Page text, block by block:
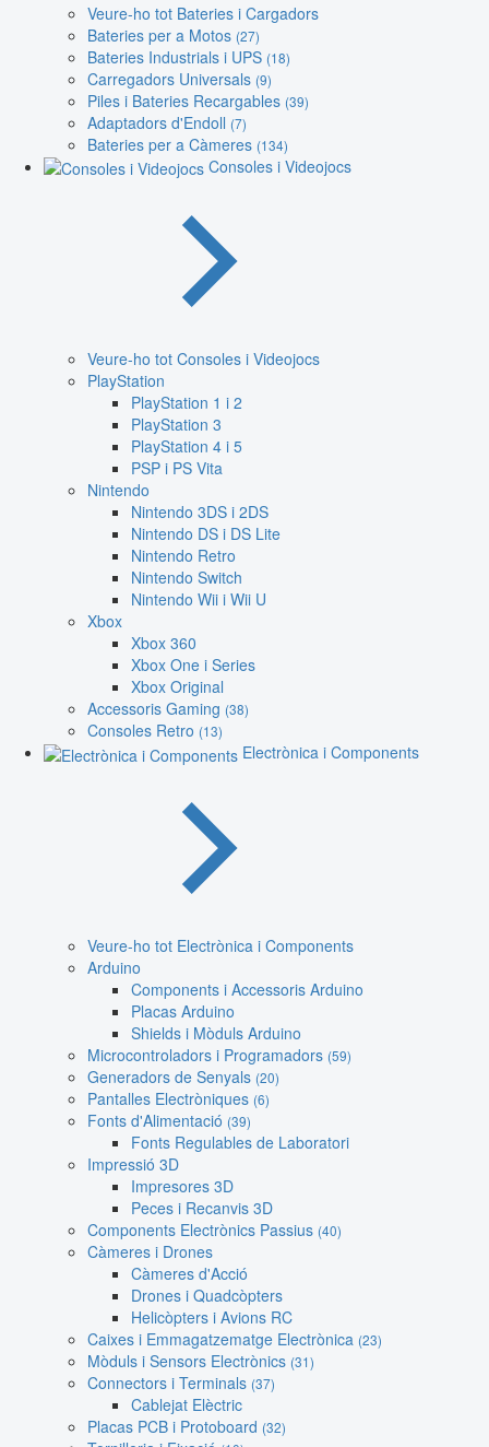
Veure-ho tot Bateries i Cargadors
Bateries per a Motos (27)
Bateries Industrials i UPS (18)
Carregadors Universals (9)
Piles i Bateries Recargables (39)
Adaptadors d'Endoll (7)
Bateries per a Càmeres (134)
Consoles i Videojocs
Veure-ho tot Consoles i Videojocs
PlayStation
PlayStation 1 i 2
PlayStation 3
PlayStation 4 i 5
PSP i PS Vita
Nintendo
Nintendo 3DS i 2DS
Nintendo DS i DS Lite
Nintendo Retro
Nintendo Switch
Nintendo Wii i Wii U
Xbox
Xbox 360
Xbox One i Series
Xbox Original
Accessoris Gaming (38)
Consoles Retro (13)
Electrònica i Components
Veure-ho tot Electrònica i Components
Arduino
Components i Accessoris Arduino
Placas Arduino
Shields i Mòduls Arduino
Microcontroladors i Programadors (59)
Generadors de Senyals (20)
Pantalles Electròniques (6)
Fonts d'Alimentació (39)
Fonts Regulables de Laboratori
Impressió 3D
Impresores 3D
Peces i Recanvis 3D
Components Electrònics Passius (40)
Càmeres i Drones
Càmeres d'Acció
Drones i Quadcòpters
Helicòpters i Avions RC
Caixes i Emmagatzematge Electrònica (23)
Mòduls i Sensors Electrònics (31)
Connectors i Terminals (37)
Cablejat Elèctric
Placas PCB i Protoboard (32)